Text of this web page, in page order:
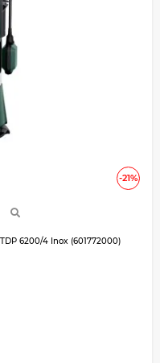
-21%
6200/4 Inox (601772000)